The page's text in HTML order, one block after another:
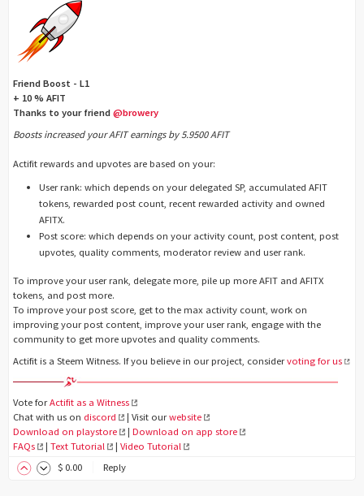
Friend Boost - L1
+ 10 % AFIT
Thanks to your friend @browery
Boosts increased your AFIT earnings by 5.9500 AFIT
Actifit rewards and upvotes are based on your:
User rank: which depends on your delegated SP, accumulated AFIT
tokens, rewarded post count, recent rewarded activity and owned
AFITX.
Post score: which depends on your activity count, post content, post
upvotes, quality comments, moderator review and user rank.
To improve your user rank, delegate more, pile up more AFIT and AFITX
tokens, and post more.
To improve your post score, get to the max activity count, work on
improving your post content, improve your user rank, engage with the
community to get more upvotes and quality comments.
Actifit is a Steem Witness. If you believe in our project, considervoting for us
Vote forActifit as a Witness
Chat with us on discord | Visit ourwebsite
Download on playstore
|Download on app store
FAQs
|Text Tutorial |Video Tutorial
$ 0.00 Reply